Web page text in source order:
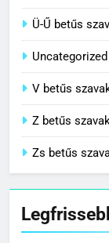
Ü-Ű betűs
Uncategorized
V betűs
Z betűs
Zs betűs